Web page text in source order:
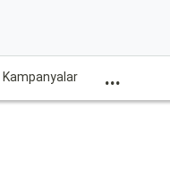
Kampanyalar ...